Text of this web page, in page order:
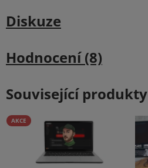
Diskuze
Hodnocení (8)
Související produkty
AKCE